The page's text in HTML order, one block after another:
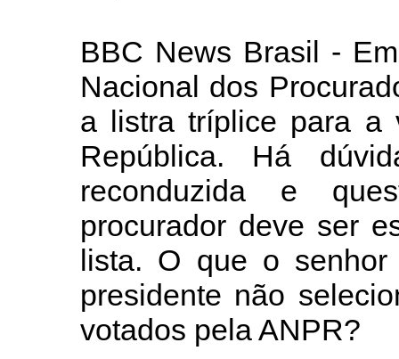
BBC News Brasil -
Nacional dos
a listra tríplice para a
República. Há
reconduzida e
procurador deve ser
lista. O que o
presidente não
votados pela ANPR?